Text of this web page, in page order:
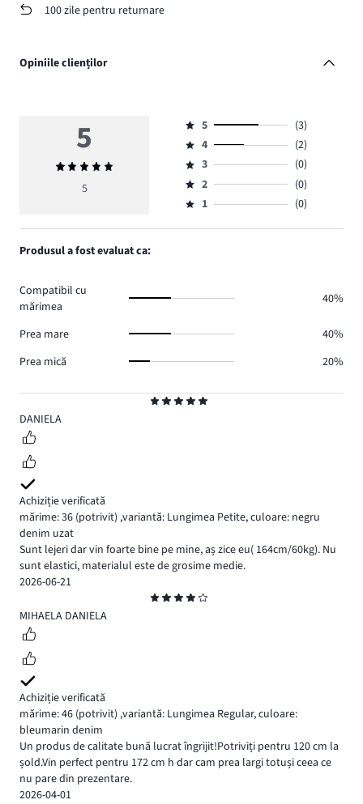
100 zile pentru returnare
Opiniile clienților
5
DANIELA
Achiziție verificată
mărime: 36 (potrivit) ,variantă: Lungimea Petite,culoare: negru
denim uzat
Sunt lejeri dar vin foarte bine pe mine, aș zice eu( 164cm/60kg). Nu
sunt elastici, materialul este de grosime medie.
2026-06-21
4
MIHAELA DANIELA
Achiziție verificată
mărime: 46 (potrivit) ,variantă: Lungimea Regular,culoare:
bleumarin denim
Un produs de calitate bună lucrat îngrijit!Potriviți pentru 120 cm la
șold.Vin perfect pentru 172 cm h dar cam prea largi totuși ceea ce
nu pare din prezentare.
2026-04-01
5
Evaluarea
medie
5
Evaluare
5,
numărul
de
voturi
3.
5
(3)
Evaluare
4,
numărul
de
2.
4
(2)
Evaluare
3,
numărul
3
(0)
Evaluare
2,
2
(0)
Evaluare
1,
1 (0)
Produsul a fost evaluat ca:
Compatibil cu
mărimea
40%
Prea mare
40%
Prea mică
20%